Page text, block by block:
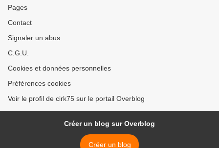
Pages
Contact
Signaler un abus
C.G.U.
Cookies et données personnelles
Préférences cookies
Voir le profil de cirk75 sur le portail Overblog
Créer un blog sur Overblog
Créer un blog